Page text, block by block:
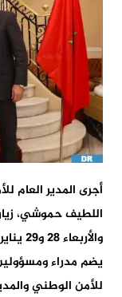
أجرى المدير العام
اللطيف حموشي،
يضم مدراء
للأمن الوطني